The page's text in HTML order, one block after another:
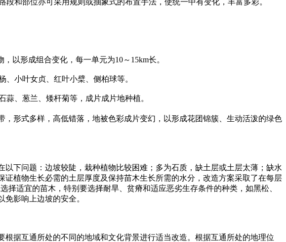
形成组合变化，每一单元为10～15km长。
小叶女贞、红叶小檗、侧柏球等。
、葱兰、矮杆菊等，成片成片地种植。
形式多样，高低错落，地被色彩成片变幻，以形成花团锦簇、生动活泼的绿色
下问题：边坡较陡，栽种植物比较困难；多为石质，缺土层或土层太薄；缺水
植物生长必需的土层厚度及保持苗木生长所需的水分，改造方案采取了在每层
择适宜的苗木，特别要选择耐旱、贫瘠和适应恶劣生存条件的种类，如黑松、
影响上边坡的安全。
据互通所处的不同的地域和文化背景进行适当改造。根据互通所处的地理位